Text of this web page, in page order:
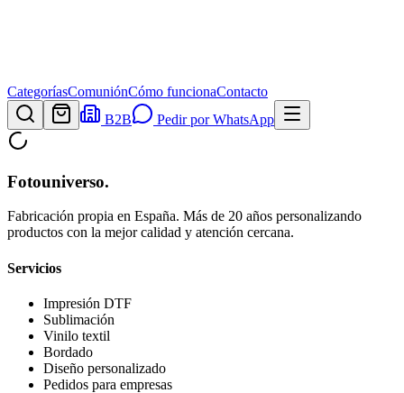
CategoríasComuniónCómo funcionaContacto
B2B
Pedir por WhatsApp
Fotouniverso.
Fabricación propia en España. Más de 20 años personalizando
productos con la mejor calidad y atención cercana.
Servicios
Impresión DTF
Sublimación
Vinilo textil
Bordado
Diseño personalizado
Pedidos para empresas